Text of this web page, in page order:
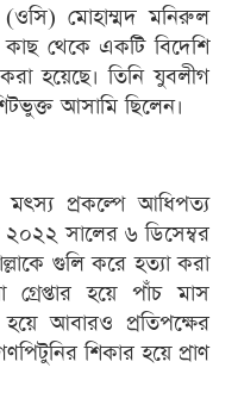
(ওসি) মোহাম্মদ মনিরুল
থেকে একটি বিদেশি
হয়েছে। তিনি যুবলীগ
আসামি ছিলেন।
মৎস্য প্রকল্পে আধিপত্য
২০২২ সালের ৬ ডিসেম্বর
গুলি করে হত্যা করা
হয়ে পাঁচ মাস
হয়ে আবারও প্রতিপক্ষের
শিকার হয়ে প্রাণ